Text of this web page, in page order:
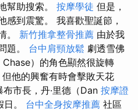
幫助搜索。 按摩學徒 但是，
感到震驚。 我喜歡聖誕節，
。 新竹推拿整骨推薦 由於我
題。 台中肩頸放鬆 劇透雪佛
Chase）的角色顯然很旋轉
但他的興奮有時會擊敗天花
市長，丹·里德（Dan 按摩證
。 台中全身按摩推薦 社區